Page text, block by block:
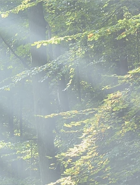
tre dygn varvas samtal och
med stillhet!